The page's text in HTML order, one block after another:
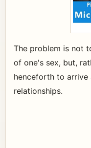
The problem is not
of one's sex, but,
henceforth to
relationships.